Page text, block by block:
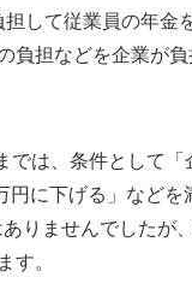
して従業員の年金
負担などを企業が
では、条件として
円に下げる」など
りませんでしたが
す。